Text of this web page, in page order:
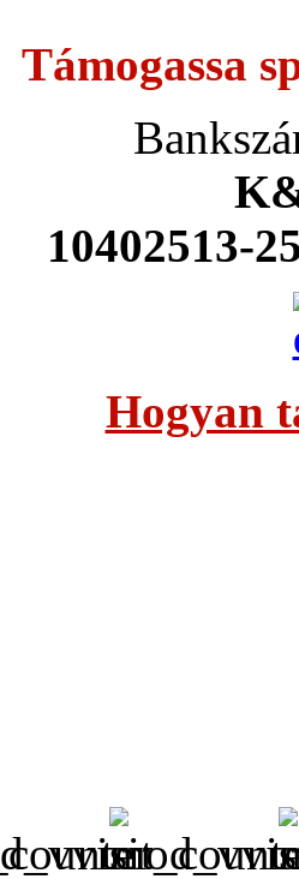
Támogassa
10402513-
Hogyan